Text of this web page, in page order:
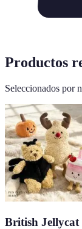
Productos
Seleccionados por
British